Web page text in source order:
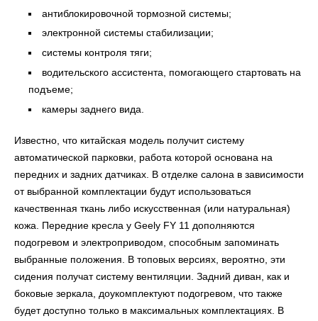
антиблокировочной тормозной системы;
электронной системы стабилизации;
системы контроля тяги;
водительского ассистента, помогающего стартовать на
подъеме;
камеры заднего вида.
Известно, что китайская модель получит систему
автоматической парковки, работа которой основана на
передних и задних датчиках. В отделке салона в зависимости
от выбранной комплектации будут использоваться
качественная ткань либо искусственная (или натуральная)
кожа. Передние кресла у Geely FY 11 дополняются
подогревом и электроприводом, способным запоминать
выбранные положения. В топовых версиях, вероятно, эти
сидения получат систему вентиляции. Задний диван, как и
боковые зеркала, доукомплектуют подогревом, что также
будет доступно только в максимальных комплектациях. В